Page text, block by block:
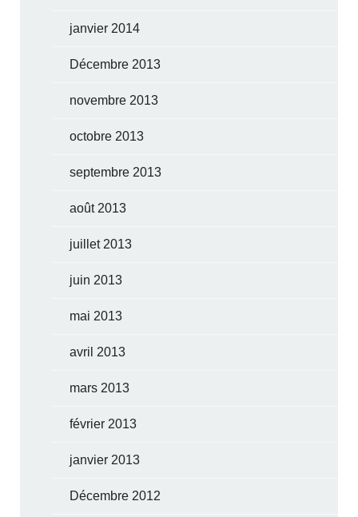
janvier 2014
Décembre 2013
novembre 2013
octobre 2013
septembre 2013
août 2013
juillet 2013
juin 2013
mai 2013
avril 2013
mars 2013
février 2013
janvier 2013
Décembre 2012